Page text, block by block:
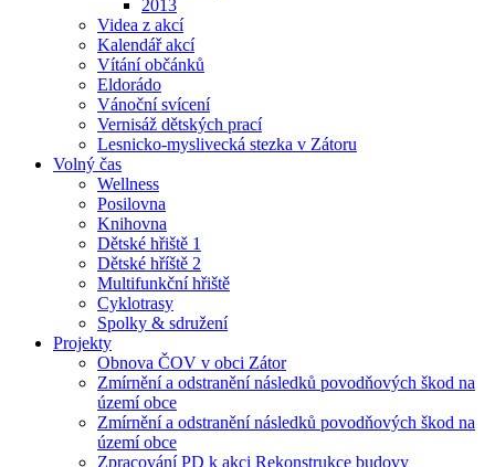
2013
Videa z akcí
Kalendář akcí
Vítání občánků
Eldorádo
Vánoční svícení
Vernisáž dětských prací
Lesnicko-myslivecká stezka v Zátoru
Volný čas
Wellness
Posilovna
Knihovna
Dětské hřiště 1
Dětské hříště 2
Multifunkční hřiště
Cyklotrasy
Spolky & sdružení
Projekty
Obnova ČOV v obci Zátor
Zmírnění a odstranění následků povodňových škod na
území obce
Zmírnění a odstranění následků povodňových škod na
území obce
Zpracování PD k akci Rekonstrukce budovy